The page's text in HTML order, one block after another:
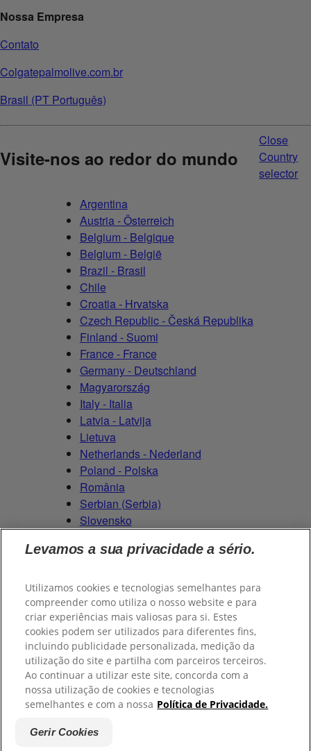
Nossa Empresa
Contato
Colgatepalmolive.com.br
Brasil (PT Português)
Visite-nos ao redor do mundo
Close
Country
selector
Argentina
Austria - Österreich
Belgium - Belgique
Belgium - België
Brazil - Brasil
Chile
Croatia - Hrvatska
Czech Republic - Česká Republika
Finland - Suomi
France - France
Germany - Deutschland
Magyarország
Italy - Italia
Latvia - Latvija
Lietuva
Netherlands - Nederland
Poland - Polska
România
Serbian (Serbia)
Slovensko
Switzerland (Schweiz)
© 2026Colgate-Palmolive Company. Todos os direitos
reservados.
Termos e CondiçõesPolíticas de PrivacidadeGerenciar meus
Levamos a sua privacidade a sério.
Utilizamos cookies e tecnologias semelhantes para
compreender como utiliza o nosso website e para
criar experiências mais valiosas para si. Estes
cookies podem ser utilizados para diferentes fins,
incluindo publicidade personalizada, medição da
utilização do site e partilha com parceiros terceiros.
Ao continuar a utilizar este site, concorda com a
nossa utilização de cookies e tecnologias
semelhantes e com a nossa Política de Privacidade.
Gerir Cookies